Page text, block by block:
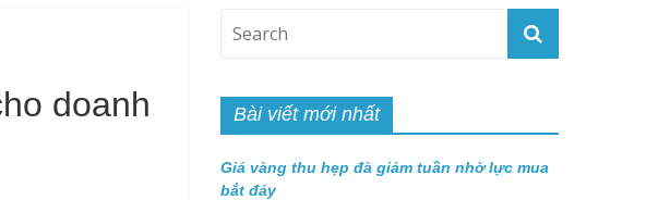
doanh
Bài viết mới nhất
Giá vàng thu hẹp đà giảm tuần nhờ lực mua
bắt đáy